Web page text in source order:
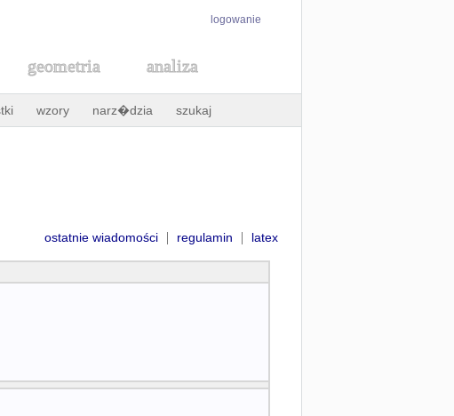
logowanie
geometria analiza
wzory narz�dzia szukaj
ostatnie wiadomości | regulamin | latex